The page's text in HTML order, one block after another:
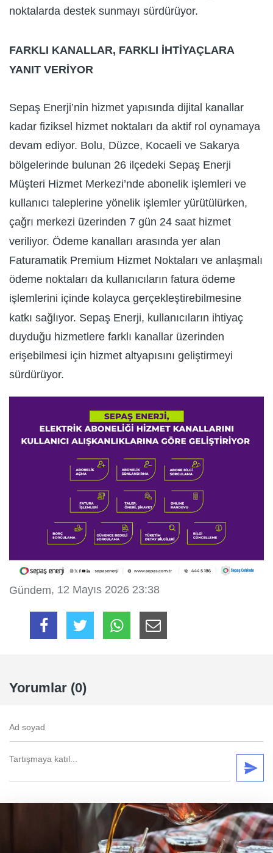
noktalarda destek sunmayı sürdürüyor.
FARKLI KANALLAR, FARKLI İHTİYAÇLARA
YANIT VERİYOR
Sepaş Enerji’nin hizmet yapısında dijital kanallar
kadar fiziksel hizmet noktaları da aktif rol oynamaya
devam ediyor. Bolu, Düzce, Kocaeli ve Sakarya
bölgelerinde bulunan 26 ilçedeki Sepaş Enerji
Müşteri Hizmet Merkezi’nde abonelik işlemleri ve
kullanıcı taleplerine yönelik işlemler yürütülürken,
çağrı merkezi üzerinden 7 gün 24 saat hizmet
veriliyor. Ödeme kanalları arasında yer alan
Faturamatik Premium Hizmet Noktaları ve anlaşmalı
ödeme noktaları da kullanıcıların fatura ödeme
işlemlerini içinde kolayca gerçekleştirebilmesine
katkı sağlıyor. Sepaş Enerji, kullanıcıların ihtiyaç
duyduğu hizmetlere farklı kanallar üzerinden
erişebilmesi için hizmet altyapısını geliştirmeyi
sürdürüyor.
Gündem, 12 Mayıs 2026 23:38
Yorumlar (0)